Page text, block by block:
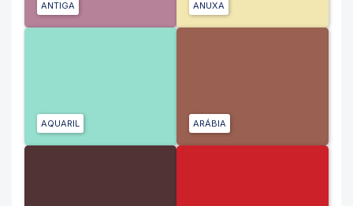
ANTIGA ANUXA
AQUARIL ARÁBIA